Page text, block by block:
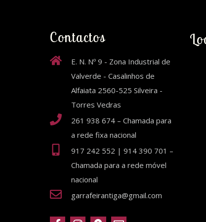
Contactos
E. N. Nº 9 - Zona Industrial de
Valverde - Casalinhos de
Alfaiata 2560-525 Silveira -
Torres Vedras
261 938 674 – Chamada para
a rede fixa nacional
917 242 552 | 914 390 701 –
Chamada para a rede móvel
nacional
garrafeirantiga@gmail.com